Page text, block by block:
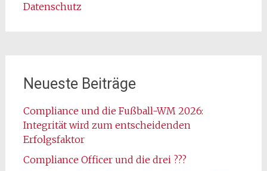
Datenschutz
Neueste Beiträge
Compliance und die Fußball-WM 2026:
Integrität wird zum entscheidenden
Erfolgsfaktor
Compliance Officer und die drei ???